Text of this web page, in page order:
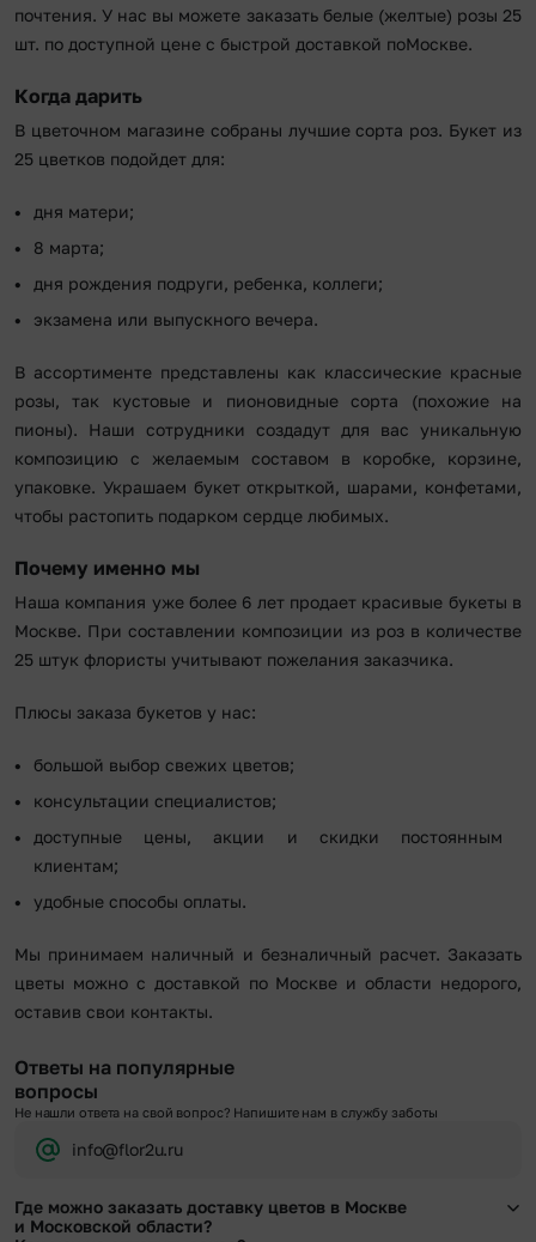
почтения. У нас вы можете заказать белые (желтые) розы 25
шт. по доступной цене с быстрой доставкой поМоскве.
Когда дарить
В цветочном магазине собраны лучшие сорта роз. Букет из
25 цветков подойдет для:
дня матери;
8 марта;
дня рождения подруги, ребенка, коллеги;
экзамена или выпускного вечера.
В ассортименте представлены как классические красные
розы, так кустовые и пионовидные сорта (похожие на
пионы). Наши сотрудники создадут для вас уникальную
композицию с желаемым составом в коробке, корзине,
упаковке. Украшаем букет открыткой, шарами, конфетами,
чтобы растопить подарком сердце любимых.
Почему именно мы
Наша компания уже более 6 лет продает красивые букеты в
Москве. При составлении композиции из роз в количестве
25 штук флористы учитывают пожелания заказчика.
Плюсы заказа букетов у нас:
большой выбор свежих цветов;
консультации специалистов;
доступные цены, акции и скидки постоянным
клиентам;
удобные способы оплаты.
Мы принимаем наличный и безналичный расчет. Заказать
цветы можно с доставкой по Москве и области недорого,
оставив свои контакты.
Ответы на популярные
вопросы
Не нашли ответа на свой вопрос? Напишите нам в службу заботы
info@flor2u.ru
Где можно заказать доставку цветов в Москве
и Московской области?